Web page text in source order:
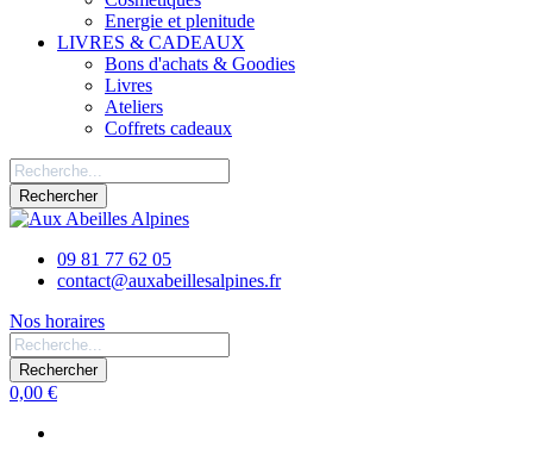
Energie et plenitude
LIVRES & CADEAUX
Bons d'achats & Goodies
Livres
Ateliers
Coffrets cadeaux
Rechercher
09 81 77 62 05
contact@auxabeillesalpines.fr
Nos horaires
Rechercher
0,00 €